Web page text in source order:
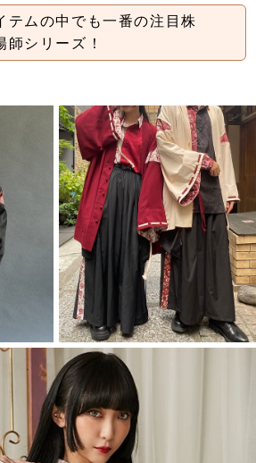
テムの中でも一番の注目株
師シリーズ！